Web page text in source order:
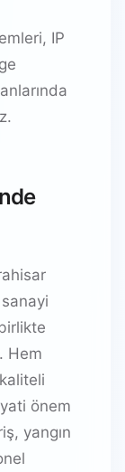
IP
Hem
önem
yangın